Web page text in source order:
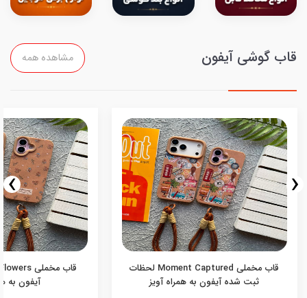
قاب گوشی آیفون مشاهده همه
قاب مخملی Moment Captured لحظات
ثبت شده آیفون به همراه آویز
آیفون به
‹
›